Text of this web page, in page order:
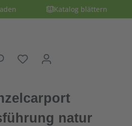
Katalog blättern
natur